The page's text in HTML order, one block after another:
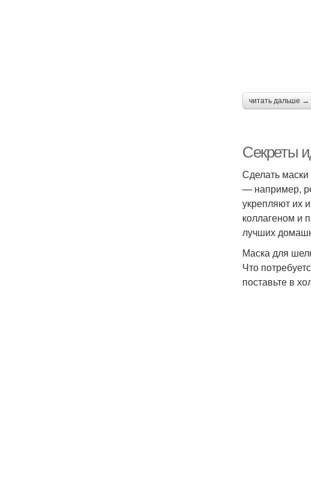
читать дальше →
Секреты
Сделать
— например,
укрепляют их
коллагеном и
лучших
Маска для
Что
поставьте в